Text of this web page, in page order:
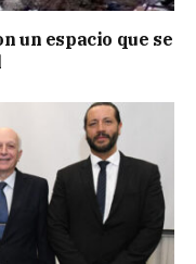
un espacio que se